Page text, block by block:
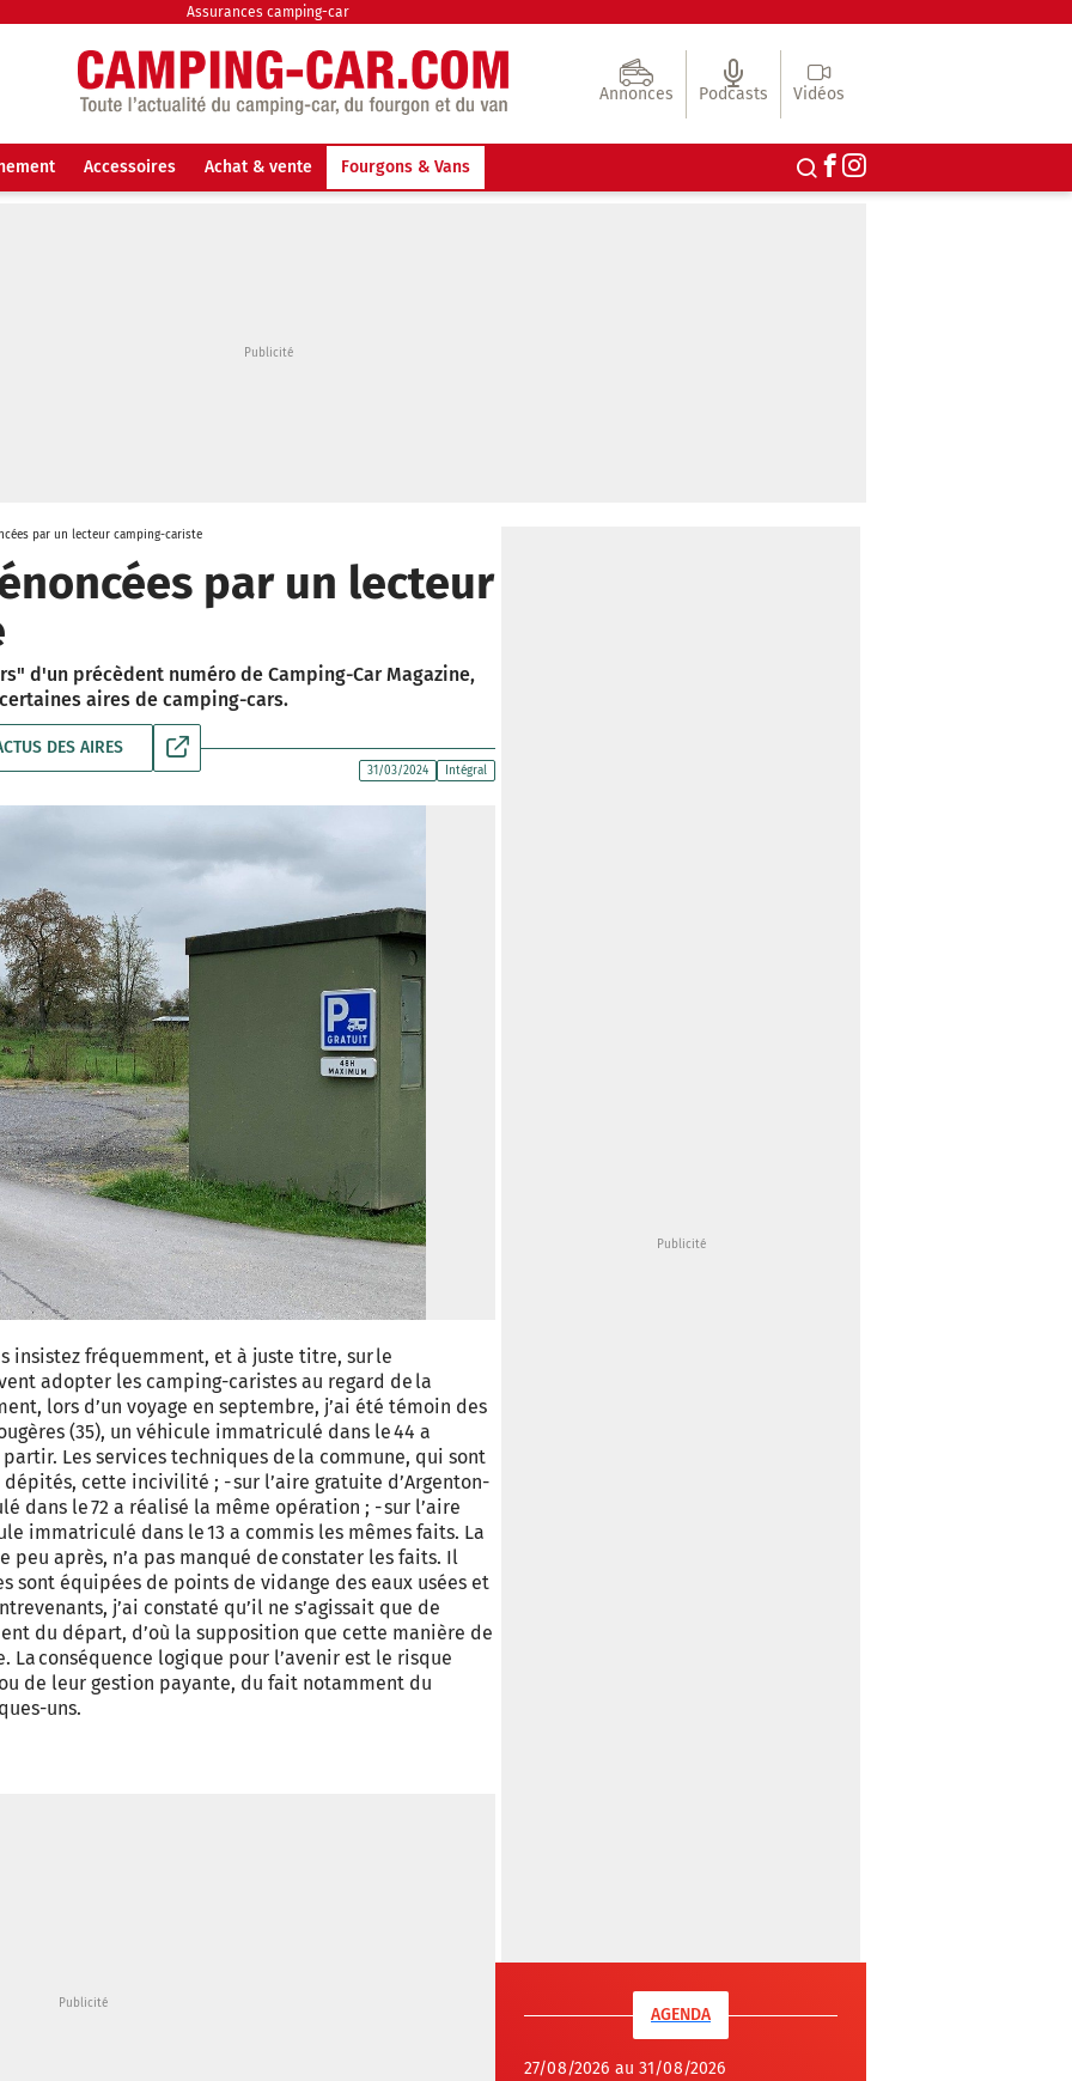
Assurances camping-car
Annonces Podcasts Vidéos
Accessoires Achat & vente Fourgons & Vans
par un lecteur camping-cariste
par un lecteur
d'un précèdent numéro de Camping-Car Magazine,
aires de camping-cars.
DES AIRES
31/03/2024 Intégral
insistez fréquemment, et à juste titre, sur le
adopter les camping-caristes au regard de la
lors d’un voyage en septembre, j’ai été témoin des
(35), un véhicule immatriculé dans le 44 a
Les services techniques de la commune, qui sont
cette incivilité ; - sur l’aire gratuite d’Argenton-
dans le 72 a réalisé la même opération ; - sur l’aire
immatriculé dans le 13 a commis les mêmes faits. La
après, n’a pas manqué de constater les faits. Il
sont équipées de points de vidange des eaux usées et
j’ai constaté qu’il ne s’agissait que de
du départ, d’où la supposition que cette manière de
conséquence logique pour l’avenir est le risque
de leur gestion payante, du fait notamment du
uns.
AGENDA
27/08/2026 au 31/08/2026